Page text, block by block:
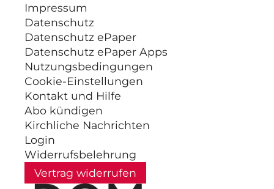
Impressum
Datenschutz
Datenschutz ePaper
Datenschutz ePaper Apps
Nutzungsbedingungen
Cookie-Einstellungen
Kontakt und Hilfe
Abo kündigen
Kirchliche Nachrichten
Login
Widerrufsbelehrung
Vertrag widerrufen